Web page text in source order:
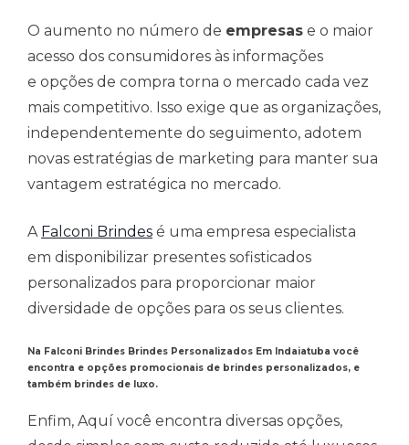
O aumento no número de empresas e o maior
acesso dos consumidores às informações
e opções de compra torna o mercado cada vez
mais competitivo. Isso exige que as organizações,
independentemente do seguimento, adotem
novas estratégias de marketing para manter sua
vantagem estratégica no mercado.
A Falconi Brindes é uma empresa especialista
em disponibilizar presentes sofisticados
personalizados para proporcionar maior
diversidade de opções para os seus clientes.
Na Falconi Brindes Brindes Personalizados Em Indaiatuba você
encontra e opções promocionais de brindes personalizados, e
também brindes de luxo.
Enfim, Aquí você encontra diversas opções,